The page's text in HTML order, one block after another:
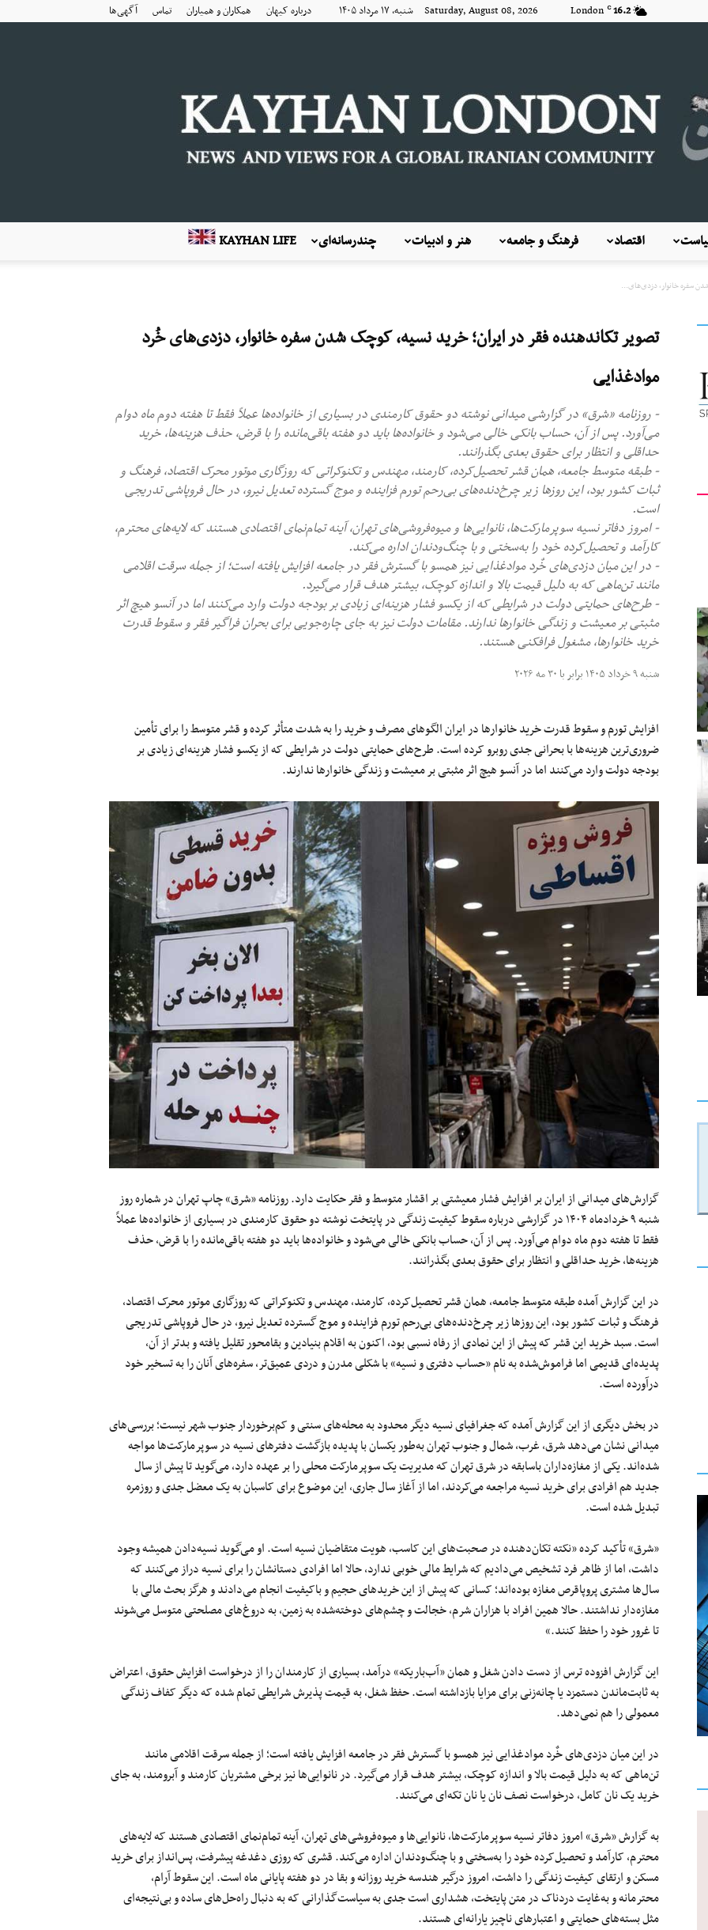
16.2
C
London Saturday, August 08, 2026 شنبه, ۱۷ مرداد ۱۴۰۵ درباره کیهان همکاران و همیاران تماس آگهی‌ها
لندن
KAYHAN LIFE چندرسانه‌ای هنر و ادبیات فرهنگ و جامعه اقتصاد
سفره خانوار، دزدی‌های...
تصویر تکاندهنده فقر در ایران؛ خرید نسیه، کوچک شدن سفره خانوار، دزدی‌های خُرد
موادغذایی
- روزنامه «شرق» در گزارشی میدانی نوشته دو حقوق کارمندی در بسیاری از خانواده‌ها عملاً فقط تا هفته دوم ماه دوام
می‌آورد. پس از آن، حساب بانکی خالی می‌شود و خانواده‌ها باید دو هفته باقی‌مانده را با قرض، حذف هزینه‌ها، خرید
حداقلی و انتظار برای حقوق بعدی بگذرانند.
- طبقه متوسط جامعه، همان قشر تحصیل‌کرده، کارمند، مهندس و تکنوکراتی که روزگاری موتور محرک اقتصاد، فرهنگ و
ثبات کشور بود، این روزها زیر چرخ‌دنده‌های بی‌رحم تورم فزاینده و موج گسترده تعدیل نیرو، در حال فروپاشی تدریجی
است.
- امروز‌ دفاتر نسیه سوپرمارکت‌ها، نانوایی‌ها و میوه‌فروشی‌های تهران، آینه تمام‌نمای اقتصادی هستند که لایه‌های محترم،
کارآمد و تحصیل‌کرده خود را به‌سختی و با چنگ‌ودندان اداره می‌کند.
- در این میان دزدی‌های خٌرد موادغذایی نیز همسو با گسترش فقر در جامعه افزایش یافته است؛ از جمله سرقت اقلامی
مانند تن‌ماهی که به دلیل قیمت بالا و اندازه کوچک، بیشتر هدف قرار می‌گیرد.
- طرح‌های حمایتی دولت در شرایطی که از یکسو فشار هزینه‌ای زیادی بر بودجه دولت وارد می‌کنند اما در آنسو هیچ اثر
مثبتی بر معیشت و زندگی خانوارها ندارند. مقامات دولت نیز به جای چاره‌جویی برای بحران فراگیر فقر و سقوط قدرت
خرید خانوارها، مشغول فرافکنی هستند.
شنبه ۹ خرداد ۱۴۰۵ برابر با ۳۰ مه ۲۰۲۶
افزایش تورم و سقوط قدرت خرید خانوارها در ایران الگوهای مصرف و خرید را به شدت متأثر کرده و قشر متوسط را برای تأمین
ضروری‌ترین هزینه‌ها با بحرانی جدی روبرو کرده است. طرح‌های حمایتی دولت در شرایطی که از یکسو فشار هزینه‌ای زیادی بر
بودجه دولت وارد می‌کنند اما در آنسو هیچ اثر مثبتی بر معیشت و زندگی خانوارها ندارند.
گزارش‌های میدانی از ایران بر افزایش فشار معیشتی بر اقشار متوسط و فقر حکایت دارد. روزنامه «شرق» چاپ تهران در شماره روز
شنبه ۹ خردادماه ۱۴۰۴ در گزارشی درباره سقوط کیفیت زندگی در پایتخت نوشته دو حقوق کارمندی در بسیاری از خانواده‌ها عملاً
فقط تا هفته دوم ماه دوام می‌آورد. پس از آن، حساب بانکی خالی می‌شود و خانواده‌ها باید دو هفته باقی‌مانده را با قرض، حذف
هزینه‌ها، خرید حداقلی و انتظار برای حقوق بعدی بگذرانند.
در این گزارش آمده طبقه متوسط جامعه، همان قشر تحصیل‌کرده، کارمند، مهندس و تکنوکراتی که روزگاری موتور محرک اقتصاد،
فرهنگ و ثبات کشور بود، این روزها زیر چرخ‌دنده‌های بی‌رحم تورم فزاینده و موج گسترده تعدیل نیرو، در حال فروپاشی تدریجی
است. سبد خرید این قشر که پیش از این نمادی از رفاه نسبی بود، اکنون به اقلام بنیادین و بقامحور تقلیل یافته و بدتر از آن،
پدیده‌ای قدیمی اما فراموش‌شده به نام «حساب دفتری و نسیه» با شکلی مدرن و دردی عمیق‌تر، سفره‌های آنان را به تسخیر خود
درآورده است.
در بخش دیگری از این گزارش آمده که جغرافیای نسیه دیگر محدود به محله‌های سنتی و کم‌برخوردار جنوب شهر نیست؛ بررسی‌های
میدانی نشان می‌دهد شرق، غرب، شمال و جنوب تهران به‌طور یکسان با پدیده بازگشت دفترهای نسیه در سوپرمارکت‌ها مواجه
شده‌اند. یکی از مغازه‌داران باسابقه در شرق تهران که مدیریت یک سوپرمارکت محلی را بر عهده دارد، می‌گوید تا پیش از سال
جدید هم افرادی برای خرید نسیه مراجعه می‌کردند، اما از آغاز سال جاری، این موضوع برای کاسبان به یک معضل جدی و روزمره
تبدیل شده است.
«شرق» تأکید کرده «نکته تکان‌دهنده در صحبت‌های این کاسب، هویت متقاضیان نسیه است. او می‌گوید نسیه‌دادن همیشه وجود
داشت، اما از ظاهر فرد تشخیص می‌دادیم که شرایط مالی خوبی ندارد، حالا اما افرادی دستانشان را برای نسیه دراز می‌کنند که
سال‌ها مشتری پروپاقرص مغازه بوده‌اند؛ کسانی که پیش از این خریدهای حجیم و باکیفیت انجام می‌دادند و هرگز بحث مالی با
مغازه‌دار نداشتند. حالا همین افراد با هزاران شرم، خجالت و چشم‌های دوخته‌‌شده به زمین، به دروغ‌های مصلحتی متوسل می‌شوند
تا غرور خود را حفظ کنند.»
این گزارش افزوده ترس از دست دادن شغل و همان «آب‌باریکه» درآمد، بسیاری از کارمندان را از درخواست افزایش حقوق، اعتراض
به ثابت‌ماندن دستمزد یا چانه‌زنی برای مزایا بازداشته است. حفظ شغل، به قیمت پذیرش شرایطی تمام شده که دیگر کفاف زندگی
معمولی را هم نمی‌دهد.
در این میان دزدی‌های خٌرد موادغذایی نیز همسو با گسترش فقر در جامعه افزایش یافته است؛ از جمله سرقت اقلامی مانند
تن‌ماهی که به دلیل قیمت بالا و اندازه کوچک، بیشتر هدف قرار می‌گیرد. در نانوایی‌ها نیز برخی مشتریان کارمند و آبرومند، به جای
خرید یک نان کامل، درخواست نصف نان یا نان تکه‌ای می‌کنند.
به گزارش «شرق» امروز‌ دفاتر نسیه سوپرمارکت‌ها، نانوایی‌ها و میوه‌فروشی‌های تهران، آینه تمام‌نمای اقتصادی هستند که لایه‌های
محترم، کارآمد و تحصیل‌کرده خود را به‌سختی و با چنگ‌ودندان اداره می‌کند. قشری که روزی دغدغه پیشرفت، پس‌انداز برای خرید
مسکن و ارتقای کیفیت زندگی را داشت، امروز درگیر هندسه خرید روزانه و بقا در دو هفته پایانی ماه است. این سقوط آرام،
محترمانه و به‌غایت دردناک در متن پایتخت، هشداری است جدی به سیاست‌گذارانی که به دنبال راه‌حل‌های ساده و بی‌نتیجه‌ای
مثل بسته‌های حمایتی و اعتبارهای ناچیز یارانه‌ای هستند.